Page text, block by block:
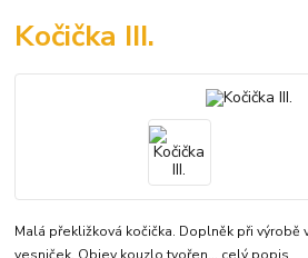
Kočička III.
Malá překližková kočička. Doplněk při výrobě